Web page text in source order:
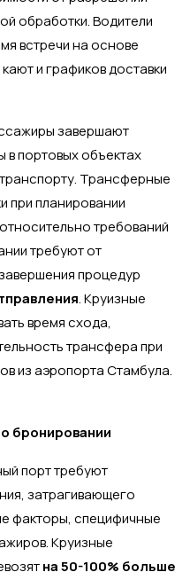
обработки. Водители
встречи на основе
и графиков доставки
завершают
в портовых объектах
Трансферные
при планировании
требований
требуют от
процедур
. Круизные
время схода,
трансфера при
из аэропорта Стамбула.
бронировании
порт требуют
затрагивающего
факторы, специфичные
Круизные
на 50-100% больше